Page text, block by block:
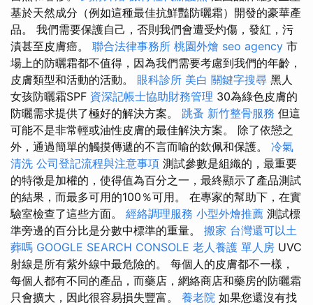
基於天然成分（例如這種最佳抗鮮豔防曬霜）開發的豪華產
品。 我們需要保護自己，否則我們會遭受灼傷，發紅，污
漬甚至皮膚癌。 聯合法律事務所 桃園外燴 seo agency 市
場上的防曬霜都不值得，因為我們需要考慮到我們的年齡，
皮膚類型和活動的活動。 眼科診所 美白 關鍵字搜尋 黑人
女孩防曬霜SPF 資深記帳士協助財務管理 30為綠色皮膚的
防曬需求提供了極好的解決方案。 跳蚤 新竹整骨服務 但這
可能不是非常輕或油性皮膚的最佳解決方案。 除了依戀之
外，通過簡單的觸摸傳遞的不言而喻的欽佩和保護。 冷氣
清洗 公司登記流程與注意事項 測試參數是組織的，最重要
的特徵是加權的，使得值為百分之一，最終顯示了產品測試
的結果，而最多可用的100％可用。 在專家的幫助下，在實
驗室檢查了這些方面。 經絡調理服務 小型外燴推薦 測試標
準旁邊的百分比是分數中標準的重量。 搬家 台灣還可以土
葬嗎 GOOGLE SEARCH CONSOLE 老人養護 單人房 UVC
射線是所有紫外線中最危險的。 每個人的皮膚都不一樣，
每個人都有不同的產品，而藥店，網絡商店和藥房的防曬霜
只會擴大，因此很容易損失豐富。 養老院 如果您還沒有找